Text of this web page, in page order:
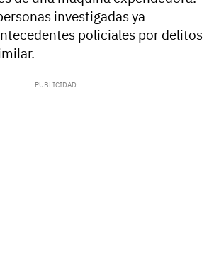
investigadas ya
policiales por delitos